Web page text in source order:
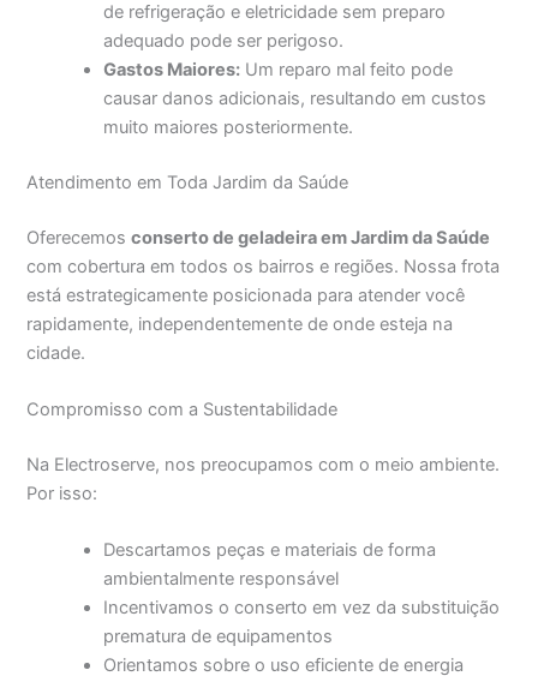
de refrigeração e eletricidade sem preparo
adequado pode ser perigoso.
Gastos Maiores: Um reparo mal feito pode
causar danos adicionais, resultando em custos
muito maiores posteriormente.
Atendimento em Toda Jardim da Saúde
Oferecemosconserto de geladeira em Jardim da Saúde
com cobertura em todos os bairros e regiões. Nossa frota
está estrategicamente posicionada para atender você
rapidamente, independentemente de onde esteja na
cidade.
Compromisso com a Sustentabilidade
Na Electroserve, nos preocupamos com o meio ambiente.
Por isso:
Descartamos peças e materiais de forma
ambientalmente responsável
Incentivamos o conserto em vez da substituição
prematura de equipamentos
Orientamos sobre o uso eficiente de energia